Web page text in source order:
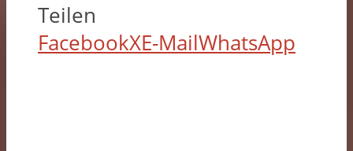
Teilen
FacebookXE-MailWhatsApp